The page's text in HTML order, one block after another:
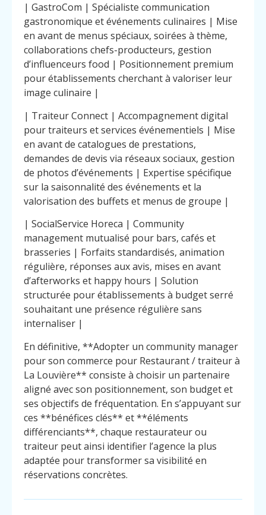
| GastroCom | Spécialiste communication
gastronomique et événements culinaires | Mise
en avant de menus spéciaux, soirées à thème,
collaborations chefs-producteurs, gestion
d’influenceurs food | Positionnement premium
pour établissements cherchant à valoriser leur
image culinaire |
| Traiteur Connect | Accompagnement digital
pour traiteurs et services événementiels | Mise
en avant de catalogues de prestations,
demandes de devis via réseaux sociaux, gestion
de photos d’événements | Expertise spécifique
sur la saisonnalité des événements et la
valorisation des buffets et menus de groupe |
| SocialService Horeca | Community
management mutualisé pour bars, cafés et
brasseries | Forfaits standardisés, animation
régulière, réponses aux avis, mises en avant
d’afterworks et happy hours | Solution
structurée pour établissements à budget serré
souhaitant une présence régulière sans
internaliser |
En définitive, **Adopter un community manager
pour son commerce pour Restaurant / traiteur à
La Louvière** consiste à choisir un partenaire
aligné avec son positionnement, son budget et
ses objectifs de fréquentation. En s’appuyant sur
ces **bénéfices clés** et **éléments
différenciants**, chaque restaurateur ou
traiteur peut ainsi identifier l’agence la plus
adaptée pour transformer sa visibilité en
réservations concrètes.